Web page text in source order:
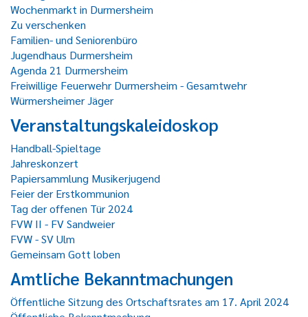
Wochenmarkt in Durmersheim
Zu verschenken
Familien- und Seniorenbüro
Jugendhaus Durmersheim
Agenda 21 Durmersheim
Freiwillige Feuerwehr Durmersheim - Gesamtwehr
Würmersheimer Jäger
Veranstaltungskaleidoskop
Handball-Spieltage
Jahreskonzert
Papiersammlung Musikerjugend
Feier der Erstkommunion
Tag der offenen Tür 2024
FVW II - FV Sandweier
FVW - SV Ulm
Gemeinsam Gott loben
Amtliche Bekanntmachungen
Öffentliche Sitzung des Ortschaftsrates am 17. April 2024